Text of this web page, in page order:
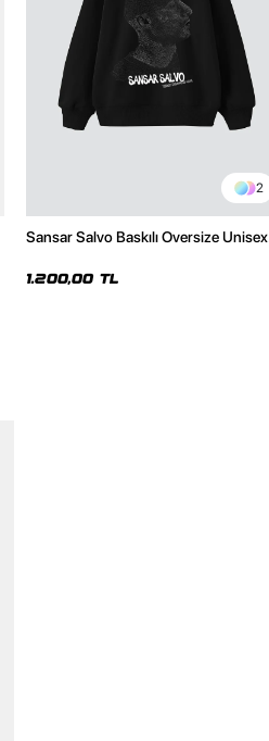
2
Sansar Salvo Baskılı Oversize Unisex
1.200,00 TL